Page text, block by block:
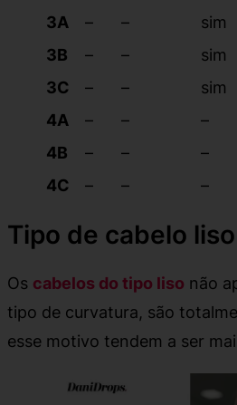
3A
– – sim
3B
– – sim
3C
– – sim
4A
– – –
4B
– – –
4C
– – –
Tipo de cabelo liso
Os cabelos do tipo liso não
tipo de curvatura, são
esse motivo tendem a ser